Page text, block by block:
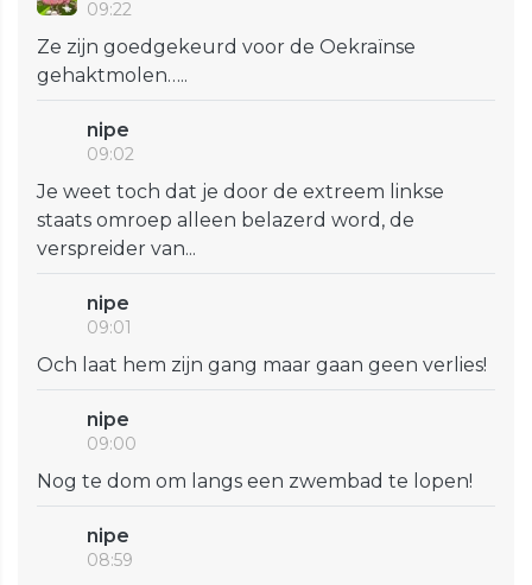
09:22
Ze zijn goedgekeurd voor de Oekraïnse
gehaktmolen…..
nipe
09:02
Je weet toch dat je door de extreem linkse
staats omroep alleen belazerd word, de
verspreider van...
nipe
09:01
Och laat hem zijn gang maar gaan geen verlies!
nipe
09:00
Nog te dom om langs een zwembad te lopen!
nipe
08:59